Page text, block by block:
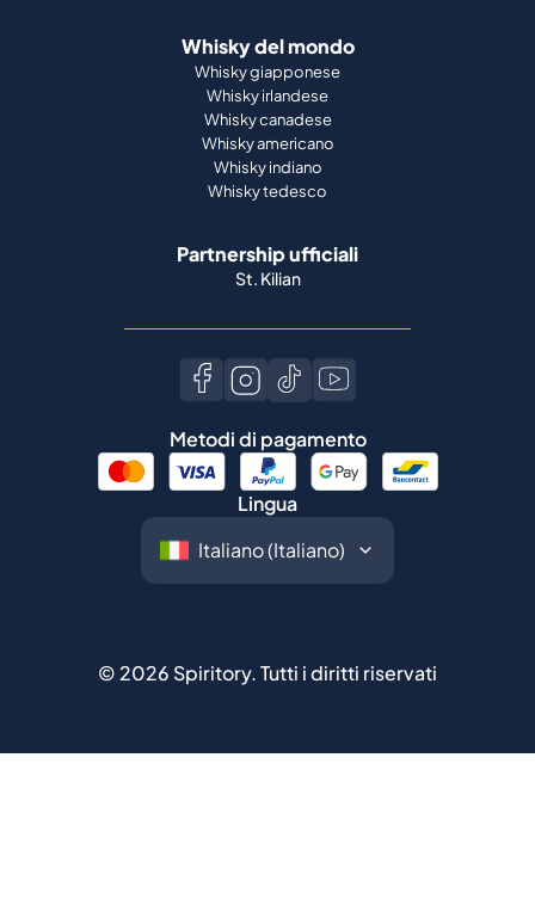
Whisky del mondo
Whisky giapponese
Whisky irlandese
Whisky canadese
Whisky americano
Whisky indiano
Whisky tedesco
Partnership ufficiali
St. Kilian
Metodi di pagamento
Lingua
© 2026 Spiritory.Tutti i diritti riservati